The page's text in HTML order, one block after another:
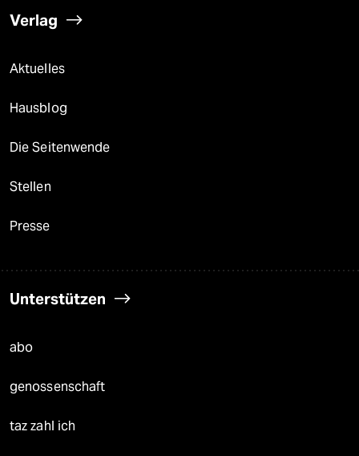
Verlag
Aktuelles
Hausblog
Die Seitenwende
Stellen
Presse
Unterstützen
abo
genossenschaft
taz zahl ich